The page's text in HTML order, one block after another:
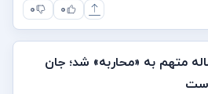
۰ ۰
دختر ۲۳ ساله متهم به «محاربه» شد؛ جان